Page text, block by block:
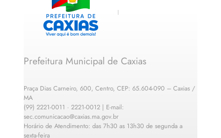
Prefeitura Municipal de Caxias
Praça Dias Carneiro, 600, Centro, CEP: 65.604-090 – Caxias /
MA
(99) 2221-0011 · 2221-0012 | E-mail:
sec.comunicacao@caxias.ma.gov.br
Horário de Atendimento: das 7h30 as 13h30 de segunda a
sexta-feira